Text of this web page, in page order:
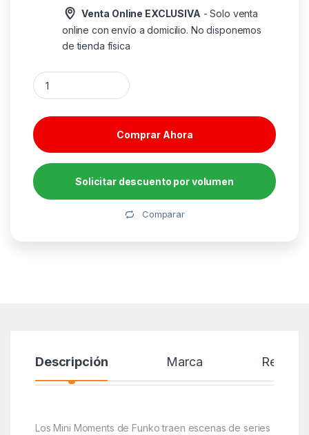
Venta Online EXCLUSIVA - Solo venta
online con envío a domicilio. No disponemos
de tienda física
Mini moments funko harry potter aniversario ron weasley
Comprar Ahora
Solicitar descuento por volumen
Comparar
Descripción Marca Reseñas
Los Mini Moments de Funko traen escenas de series